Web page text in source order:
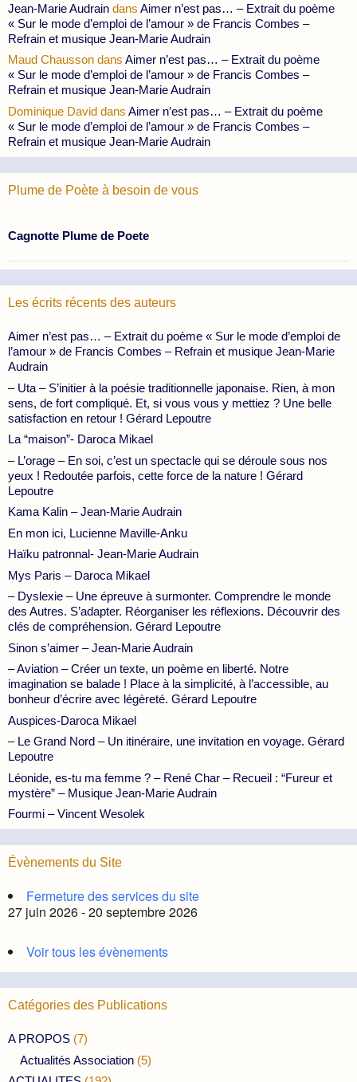
Jean-Marie Audrain dans Aimer n’est pas… – Extrait du poème
« Sur le mode d’emploi de l’amour » de Francis Combes –
Refrain et musique Jean-Marie Audrain
Maud Chausson dans Aimer n’est pas… – Extrait du poème
« Sur le mode d’emploi de l’amour » de Francis Combes –
Refrain et musique Jean-Marie Audrain
Dominique David dans Aimer n’est pas… – Extrait du poème
« Sur le mode d’emploi de l’amour » de Francis Combes –
Refrain et musique Jean-Marie Audrain
Plume de Poète à besoin de vous
Cagnotte Plume de Poete
Les écrits récents des auteurs
Aimer n’est pas… – Extrait du poème « Sur le mode d’emploi de
l’amour » de Francis Combes – Refrain et musique Jean-Marie
Audrain
– Uta – S’initier à la poésie traditionnelle japonaise. Rien, à mon
sens, de fort compliqué. Et, si vous vous y mettiez ? Une belle
satisfaction en retour ! Gérard Lepoutre
La “maison”- Daroca Mikael
– L’orage – En soi, c’est un spectacle qui se déroule sous nos
yeux ! Redoutée parfois, cette force de la nature ! Gérard
Lepoutre
Kama Kalin – Jean-Marie Audrain
En mon ici, Lucienne Maville-Anku
Haïku patronnal- Jean-Marie Audrain
Mys Paris – Daroca Mikael
– Dyslexie – Une épreuve à surmonter. Comprendre le monde
des Autres. S’adapter. Réorganiser les réflexions. Découvrir des
clés de compréhension. Gérard Lepoutre
Sinon s’aimer – Jean-Marie Audrain
– Aviation – Créer un texte, un poème en liberté. Notre
imagination se balade ! Place à la simplicité, à l’accessible, au
bonheur d’écrire avec légèreté. Gérard Lepoutre
Auspices-Daroca Mikael
– Le Grand Nord – Un itinéraire, une invitation en voyage. Gérard
Lepoutre
Léonide, es-tu ma femme ? – René Char – Recueil : “Fureur et
mystère” – Musique Jean-Marie Audrain
Fourmi – Vincent Wesolek
Évènements du Site
Fermeture des services du site
27 juin 2026 - 20 septembre 2026
Voir tous les évènements
Catégories des Publications
A PROPOS (7)
Actualités Association (5)